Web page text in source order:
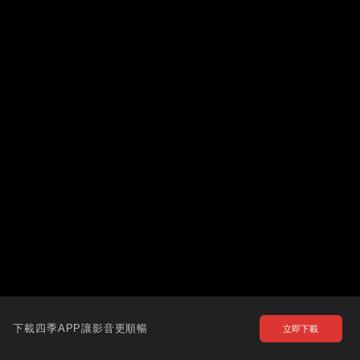
下載四季APP讓影音更順暢 立即下載